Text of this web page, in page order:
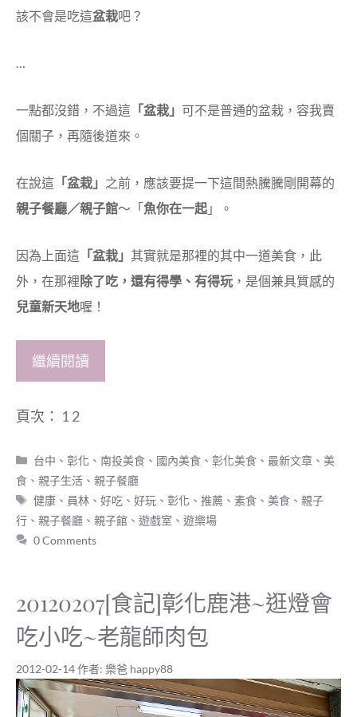
該不會是吃這盆栽吧？
一點都沒錯，不過這 「盆栽」 可不是普通的盆栽，容我賣
個關子，再隨後道來。
在說這 「盆栽」 之前，應該要提一下這間熱騰騰剛開幕的
親子餐廳／親子館～「魚你在一起 」。
因為上面這 「盆栽」 其實就是那裡的其中一道美食，此
外，在那裡除了吃，還有得學、有得玩 ，是個兼具質感的
兒童新天地喔！
繼續閱讀
頁次： 1 2
分
類
台中、彰化、南投美食 、 國內美食 、彰化美食 、最新文章 、美
食 、 親子生活 、 親子餐廳
標
籤
健康 、 員林 、好吃 、好玩 、彰化 、推薦 、素食 、美食 、親子
行 、 親子餐廳 、 親子館 、 遊戲室 、 遊樂場
0 Comments
20120207[食記]彰化鹿港~逛燈會
吃小吃~老龍師肉包
2012-02-14作者: 樂爸 happy88